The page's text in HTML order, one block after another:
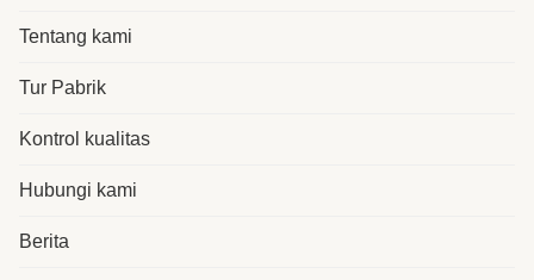
Tentang kami
Tur Pabrik
Kontrol kualitas
Hubungi kami
Berita